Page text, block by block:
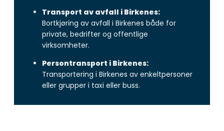
Transport av avfall i Birkenes:
Bortkjøring av avfall i Birkenes både for
private, bedrifter og offentlige
virksomheter.
Persontransport i Birkenes:
Transportering i Birkenes av enkeltpersoner
eller grupper i taxi eller buss.